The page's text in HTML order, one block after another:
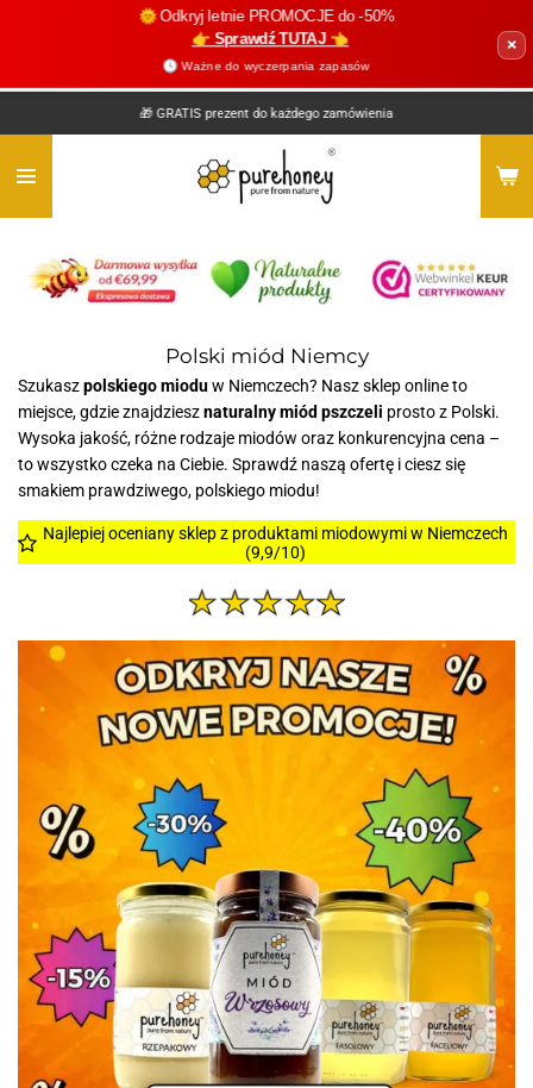
🌞 Odkryj letnie PROMOCJE do -50%
👉 Sprawdź TUTAJ 👈
🕓 Ważne do wyczerpania zapasów
×
🎁 GRATIS prezent do każdego zamówienia
Polski miód Niemcy
Szukaszpolskiego mioduw Niemczech? Nasz sklep online to
miejsce, gdzie znajdziesznaturalny miód pszczeli prosto z Polski.
Wysoka jakość, różne rodzaje miodów oraz konkurencyjna cena –
to wszystko czeka na Ciebie. Sprawdź naszą ofertę i ciesz się
smakiem prawdziwego, polskiego miodu!
Najlepiej oceniany sklep z produktami miodowymi w Niemczech
(9,9/10)